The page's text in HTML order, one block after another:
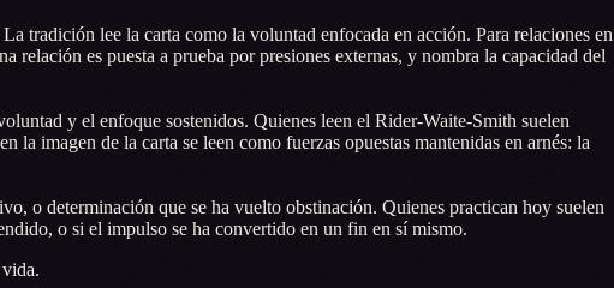
tradición lee la carta como la voluntad enfocada en acción. Para relaciones en
relación es puesta a prueba por presiones externas, y nombra la capacidad del
y el enfoque sostenidos. Quienes leen el Rider-Waite-Smith suelen
imagen de la carta se leen como fuerzas opuestas mantenidas en arnés: la
o determinación que se ha vuelto obstinación. Quienes practican hoy suelen
o si el impulso se ha convertido en un fin en sí mismo.